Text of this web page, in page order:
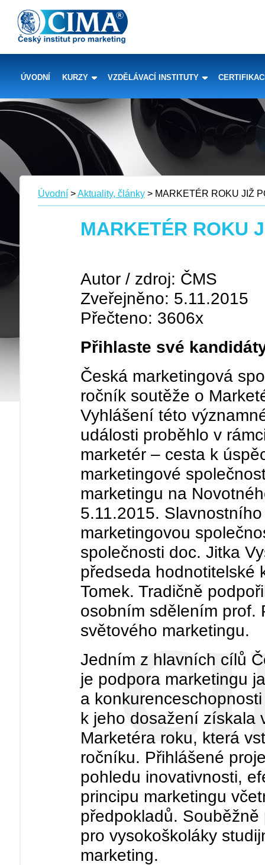
ÚVODNÍ KURZY VZDĚLÁVACÍ INSTITUTY
Úvodní>Aktuality, články> MARKETÉR ROKU JIŽ
MARKETÉR ROKU
Autor / zdroj: ČMS
Zveřejněno: 5.11.2015
Přečteno: 3606x
Přihlaste své
Česká marketingová
ročník soutěže o
Vyhlášení této
události proběhlo v
marketér – cesta k
marketingové
marketingu na
5.11.2015.
marketingovou
společnosti doc. Jitka
předseda hodnotitelské
Tomek. Tradičně
osobním sdělením prof.
světového marketingu.
Jedním z hlavních cílů
je podpora marketingu
a
k jeho dosažení získala
Marketéra roku, která
ročníku. Přihlášené
pohledu inovativnosti,
principu marketingu
předpokladů.
pro vysokoškoláky
marketing.